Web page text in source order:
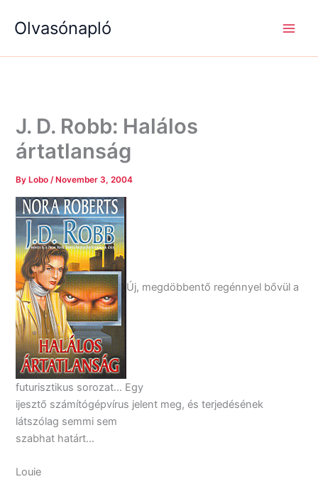
Olvasónapló
J. D. Robb: Halálos
ártatlanság
By Lobo/ November 3, 2004
Új, megdöbbentő regénnyel bővül a
futurisztikus sorozat… Egy
ijesztő számítógépvírus jelent meg, és terjedésének
látszólag semmi sem
szabhat határt…
Louie
e
a
é
g
é
g